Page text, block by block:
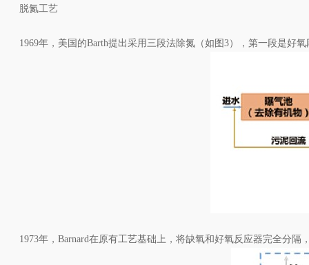
脱氮工艺
1969年，美国的Barth提出采用三段法除氮（如图3），第一段是好
1973年，Barnard在原有工艺基础上，将缺氧和好氧反应器完全分隔